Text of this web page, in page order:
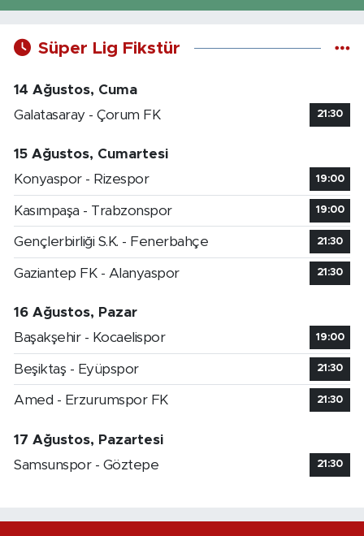
Süper Lig Fikstür
14 Ağustos, Cuma
Galatasaray - Çorum FK
21:30
15 Ağustos, Cumartesi
Konyaspor - Rizespor
19:00
Kasımpaşa - Trabzonspor 19:00
Gençlerbirliği S.K. - Fenerbahçe 21:30
Gaziantep FK - Alanyaspor 21:30
16 Ağustos, Pazar
Başakşehir - Kocaelispor
19:00
Beşiktaş - Eyüpspor 21:30
Amed - Erzurumspor FK 21:30
17 Ağustos, Pazartesi
Samsunspor - Göztepe
21:30